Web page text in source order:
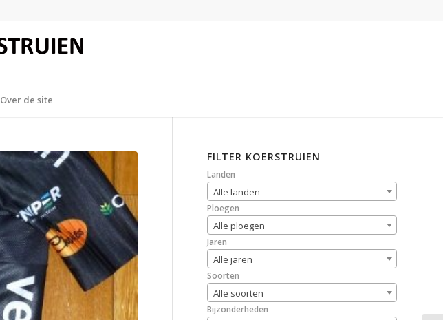
Over de site
FILTER KOERSTRUIEN
Landen
Alle landen
Ploegen
Alle ploegen
Jaren
Alle jaren
Soorten
Alle soorten
Bijzonderheden